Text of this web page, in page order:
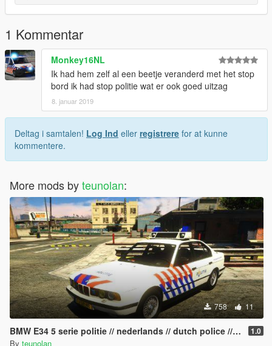
1 Kommentar
Monkey16NL
Ik had hem zelf al een beetje veranderd met het stop
bord ik had stop politie wat er ook goed uitzag
8. januar 2019
Deltag i samtalen! Log Ind eller registrere for at kunne
kommentere.
More mods byteunolan:
758 11
BMW E34 5 serie politie // nederlands // dutch police // ELS 1.0
By teunolan